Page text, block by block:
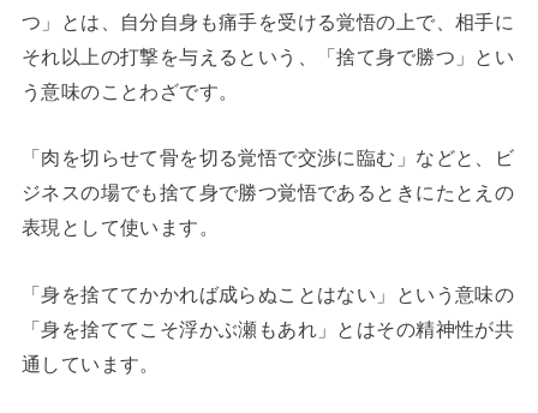
つ」とは、自分自身も痛手を受ける覚悟の上で、相手に
それ以上の打撃を与えるという、「捨て身で勝つ」とい
う意味のことわざです。
「肉を切らせて骨を切る覚悟で交渉に臨む」などと、ビ
ジネスの場でも捨て身で勝つ覚悟であるときにたとえの
表現として使います。
「身を捨ててかかれば成らぬことはない」という意味の
「身を捨ててこそ浮かぶ瀬もあれ」とはその精神性が共
通しています。